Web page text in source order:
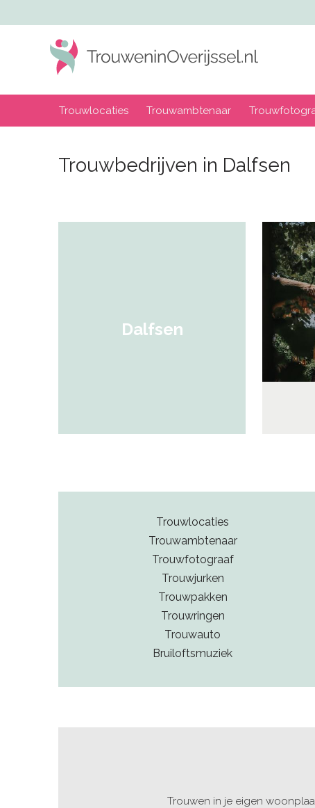
Trouwlocaties Trouwambtenaar
Trouwbedrijven in Dalfsen
Dalfsen
Trouwlocaties
Trouwambtenaar
Trouwfotograaf
Trouwjurken
Trouwpakken
Trouwringen
Trouwauto
Bruiloftsmuziek
Trouwen in je eigen